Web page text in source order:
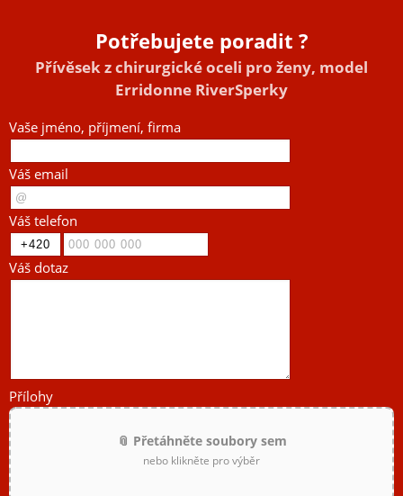
Potřebujete poradit ?
Přívěsek z chirurgické oceli pro ženy, model
Erridonne RiverSperky
Vaše jméno, příjmení, firma
Váš email
Váš telefon
Váš dotaz
Přílohy
📎 Přetáhněte soubory sem
nebo klikněte pro výběr